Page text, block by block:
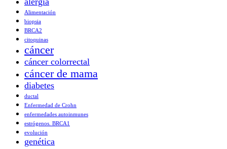
Alimentación
biopsia
BRCA2
citoquinas
cáncer
cáncer colorrectal
cáncer de mama
diabetes
ductal
Enfermedad de Crohn
enfermedades autoinmunes
estrógenos. BRCA1
evolución
genética